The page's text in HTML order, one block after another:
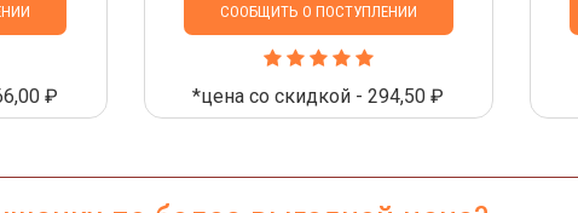
₽
СООБЩИТЬ О ПОСТУПЛЕНИИ
*цена со скидкой - 294,50 ₽